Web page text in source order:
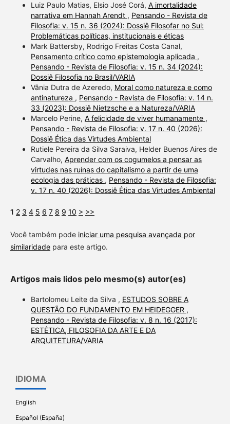
Luiz Paulo Matias, Elsio José Corá, A imortalidade
narrativa em Hannah Arendt , Pensando - Revista de
Filosofia: v. 15 n. 36 (2024): Dossiê Filosofar no Sul:
Problemáticas políticas, institucionais e éticas
Mark Battersby, Rodrigo Freitas Costa Canal,
Pensamento crítico como epistemologia aplicada ,
Pensando - Revista de Filosofia: v. 15 n. 34 (2024):
Dossiê Filosofia no Brasil/VARIA
Vânia Dutra de Azeredo, Moral como natureza e como
antinatureza , Pensando - Revista de Filosofia: v. 14 n.
33 (2023): Dossiê Nietzsche e a Natureza/VARIA
Marcelo Perine, A felicidade de viver humanamente ,
Pensando - Revista de Filosofia: v. 17 n. 40 (2026):
Dossiê Ética das Virtudes Ambiental
Rutiele Pereira da Silva Saraiva, Helder Buenos Aires de
Carvalho, Aprender com os cogumelos a pensar as
virtudes nas ruínas do capitalismo a partir de uma
ecologia das práticas , Pensando - Revista de Filosofia:
v. 17 n. 40 (2026): Dossiê Ética das Virtudes Ambiental
1 2 3 4 5 6 7 8 9 10 > >>
Você também pode iniciar uma pesquisa avançada por
similaridadepara este artigo.
Artigos mais lidos pelo mesmo(s) autor(es)
Bartolomeu Leite da Silva , ESTUDOS SOBRE A
QUESTÃO DO FUNDAMENTO EM HEIDEGGER ,
Pensando - Revista de Filosofia: v. 8 n. 16 (2017):
ESTÉTICA, FILOSOFIA DA ARTE E DA
ARQUITETURA/VARIA
IDIOMA
English
Español (España)